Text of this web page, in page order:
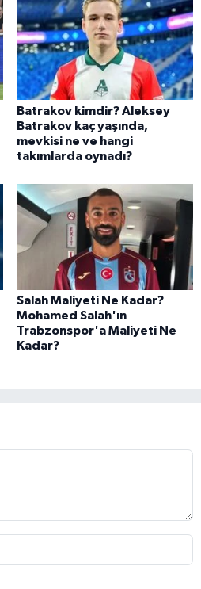
Batrakov kimdir? Aleksey
Batrakov kaç yaşında,
mevkisi ne ve hangi
takımlarda oynadı?
Salah Maliyeti Ne Kadar?
Mohamed Salah'ın
Trabzonspor'a Maliyeti Ne
Kadar?